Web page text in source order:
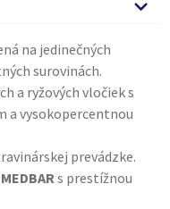
na jedinečných
surovinách.
a ryžových vločiek s
a vysokopercentnou
prevádzke.
s prestížnou